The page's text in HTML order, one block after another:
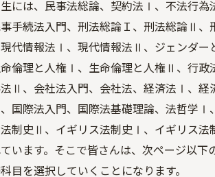
生には、民事法総論、契約法Ⅰ、不法行
手続法入門、刑法総論Ｉ、刑法総論Ⅱ
代情報法Ⅰ、現代情報法Ⅱ、ジェンダ
倫理と人権Ⅰ、生命倫理と人権Ⅱ、行政
Ⅱ、会社法入門、会社法、経済法Ⅰ、
国際法入門、国際法基礎理論、法哲学
法制史Ⅱ、イギリス法制史Ⅰ、イギリス
います。そこで皆さんは、次ページ以
目を選択していくことになります。